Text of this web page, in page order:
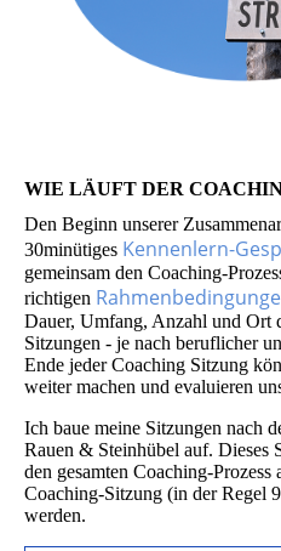
WIE LÄUFT DER
Den Beginn unserer
30minütiges Kennenlern-
gemeinsam den Coaching-
richtigen
Dauer, Umfang, Anzahl und Ort
Sitzungen - je nach beruflicher
Ende jeder Coaching Sitzung
weiter machen und evaluieren
Ich baue meine Sitzungen nach
Rauen & Steinhübel auf.
den gesamten Coaching-Prozess
Coaching-Sitzung (in der Regel
werden.